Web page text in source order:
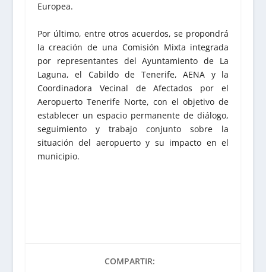
Europea.
Por último, entre otros acuerdos, se propondrá
la creación de una Comisión Mixta integrada
por representantes del Ayuntamiento de La
Laguna, el Cabildo de Tenerife, AENA y la
Coordinadora Vecinal de Afectados por el
Aeropuerto Tenerife Norte, con el objetivo de
establecer un espacio permanente de diálogo,
seguimiento y trabajo conjunto sobre la
situación del aeropuerto y su impacto en el
municipio.
COMPARTIR: